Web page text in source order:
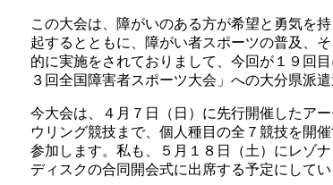
この大会は、障がいのある方が希望と勇気を
起するとともに、障がい者スポーツの普及、
的に実施をされておりまして、今回が１９回
３回全国障害者スポーツ大会」への大分県派
今大会は、４月７日（日）に先行開催したア
ウリング競技まで、個人種目の全７競技を開
参加します。私も、５月１８日（土）にレゾ
ディスクの合同開会式に出席する予定にしてい